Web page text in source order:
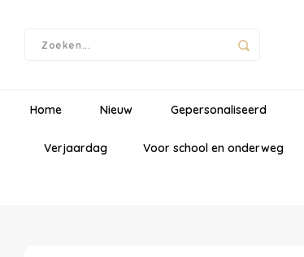
Home Nieuw Gepersonaliseerd
Verjaardag Voor school en onderweg